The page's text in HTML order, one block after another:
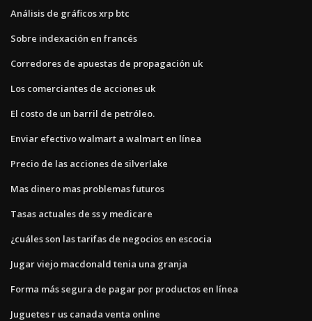
Análisis de gráficos xrp btc
Sobre indexación en francés
Corredores de apuestas de propagación uk
Los comerciantes de acciones uk
El costo de un barril de petróleo.
Enviar efectivo walmart a walmart en línea
Precio de las acciones de silverlake
Mas dinero mas problemas futuros
Tasas actuales de ss y medicare
¿cuáles son las tarifas de negocios en escocia
Jugar viejo macdonald tenia una granja
Forma más segura de pagar por productos en línea
Juguetes r us canada venta online